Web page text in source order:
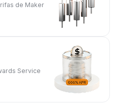
de Maker
Service